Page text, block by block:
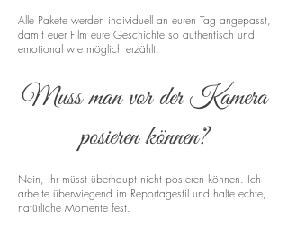
Alle Pakete werden individuell an euren Tag angepasst,
damit euer Film eure Geschichte so authentisch und
emotional wie möglich erzählt.
Muss man vor der Kamera
posieren können?
Nein, ihr müsst überhaupt nicht posieren können. Ich
arbeite überwiegend im Reportagestil und halte echte,
natürliche Momente fest.